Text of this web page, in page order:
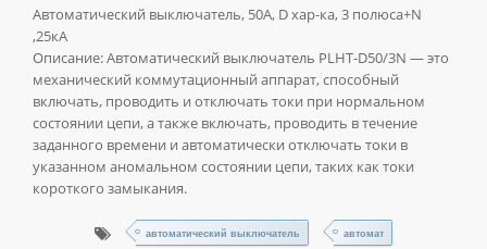
Автоматический выключатель, 50А, D хар-ка, 3 полюса+N
,25кА
Описание:Автоматический выключатель PLHT-D50/3N — это
механический коммутационный аппарат, способный
включать, проводить и отключать токи при нормальном
состоянии цепи, а также включать, проводить в течение
заданного времени и автоматически отключать токи в
указанном аномальном состоянии цепи, таких как токи
короткого замыкания.
автоматический выключатель автомат